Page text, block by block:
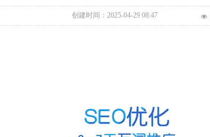
创建时间： 2025-04-29 08:47 넶